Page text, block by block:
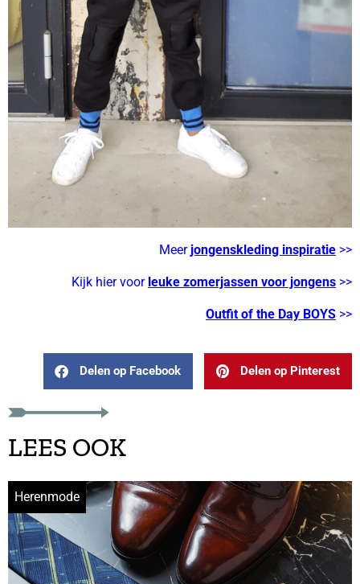
Meer jongenskleding inspiratie >>
Kijk hier voor leuke zomerjassen voor jongens >>
Outfit of the Day BOYS >>
Delen op Facebook Delen op Pinterest
LEES OOK
Herenmode